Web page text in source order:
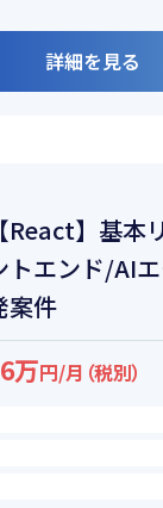
詳細を見る
【React】基本
トエンド/AI
案件
万円/月（税別）